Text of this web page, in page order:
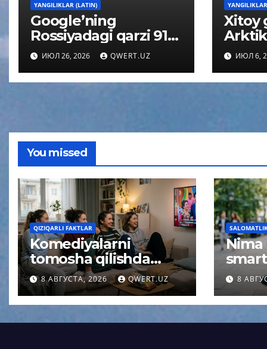
YANGILIKLAR (LATIN)
Google’ning
Rossiyadagi qarzi 91
kvintillion rubldan
oshishi mumkin
ИЮЛ 26, 2026 QWERT.UZ
Xitoy
ИЮЛ 6,
You missed
QIZIQARLI FAKTLAR
Komediyalarni
tomosha qilishda
miya uchun
kutilmagan effekt
aniqlandi
8 АВГУСТА, 2026 QWERT.UZ
Nima
8